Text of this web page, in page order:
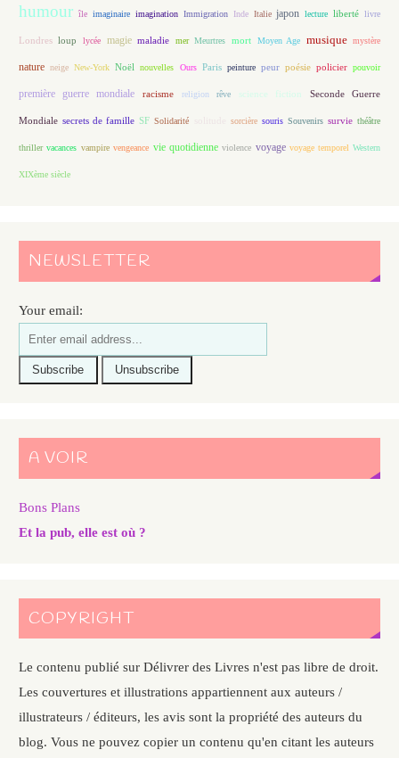
humour île imaginaire imagination Immigration Inde Italie japon lecture liberté livre
Londres loup lycée magie maladie mer Meurtres mort Moyen Age musique mystère
nature neige New-York Noël nouvelles Ours Paris peinture peur poésie policier pouvoir
première guerre mondiale racisme religion rêve science fiction Seconde Guerre
Mondiale secrets de famille SF Solidarité sorcière souris Souvenirs survie théâtre
thriller vacances vampire vengeance vie quotidienne violence voyage voyage temporel Western
XIXème siècle
NEWSLETTER
Your email:
A VOIR
Bons Plans
Et la pub, elle est où ?
COPYRIGHT
Le contenu publié sur Délivrer des Livres n'est pas libre de droit.
Les couvertures et illustrations appartiennent aux auteurs /
illustrateurs / éditeurs, les avis sont la propriété des auteurs du
blog. Vous ne pouvez copier un contenu qu'en citant les auteurs